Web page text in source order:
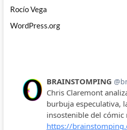
Rocío Vega
WordPress.org